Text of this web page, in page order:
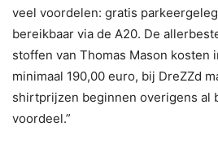
veel voordelen: gratis
bereikbaar via de A20. De
stoffen van Thomas Mason kosten
minimaal 190,00 euro, bij DreZZd
shirtprijzen beginnen overigens al
voordeel.”